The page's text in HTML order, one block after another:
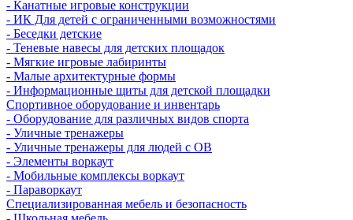
- Канатные игровые конструкции
- ИК Для детей с ограниченными возможностями
- Беседки детские
- Теневые навесы для детских площадок
- Мягкие игровые лабиринты
- Малые архитектурные формы
- Информационные щиты для детской площадки
Спортивное оборудование и инвентарь
- Оборудование для различных видов спорта
- Уличные тренажеры
- Уличные тренажеры для людей с ОВ
- Элементы воркаут
- Мобильные комплексы воркаут
- Параворкаут
Cпециализированная мебель и безопасность